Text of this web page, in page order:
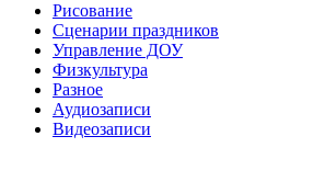
Рисование
Сценарии праздников
Управление ДОУ
Физкультура
Разное
Аудиозаписи
Видеозаписи